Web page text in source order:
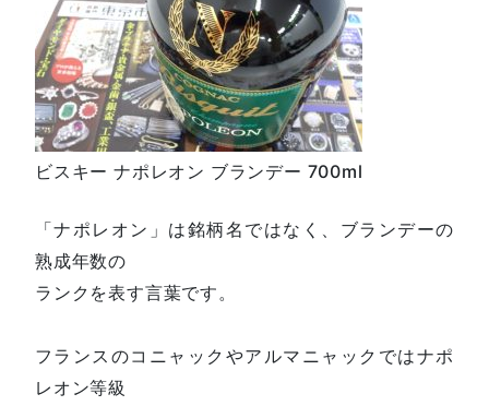
ビスキー ナポレオン ブランデー 700ml
「ナポレオン」は銘柄名ではなく、ブランデーの
熟成年数の
ランクを表す言葉です。
フランスのコニャックやアルマニャックではナポ
レオン等級